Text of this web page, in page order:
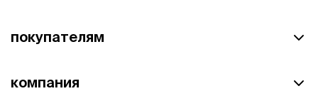
покупателям
компания